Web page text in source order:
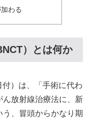
わる
）とは何か
付）は、「手術に代わ
ん放射線治療法に、新
、冒頭からかなり期